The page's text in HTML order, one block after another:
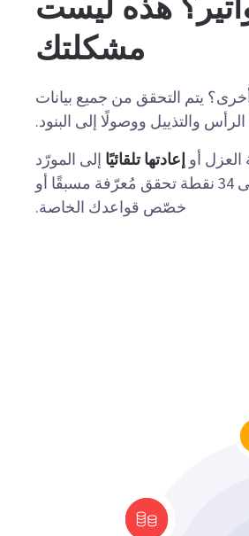
هذه ليست
مشكلتك
يتم التحقق من جميع بيانات
والتذييل ووصولًا إلى البنود.
العزل أو إعادتها تلقائيًا إلى المورّد
لتصحيحها واستكمالها. استخدم ما يصل إلى 34 نقطة تحقق مُعرّفة مسبقًا أو
خصّص قواعدك الخاصة.